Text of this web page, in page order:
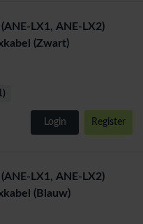
LX1, ANE-LX2)
(Zwart)
Login Register
LX1, ANE-LX2)
(Blauw)